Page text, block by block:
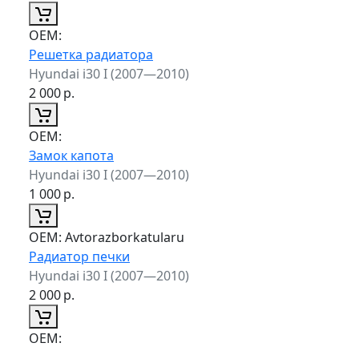
ОЕМ:
Решетка радиатора
Hyundai i30 I (2007—2010)
2 000р.
ОЕМ:
Замок капота
Hyundai i30 I (2007—2010)
1 000р.
ОЕМ: Avtorazborkatularu
Радиатор печки
Hyundai i30 I (2007—2010)
2 000р.
ОЕМ: